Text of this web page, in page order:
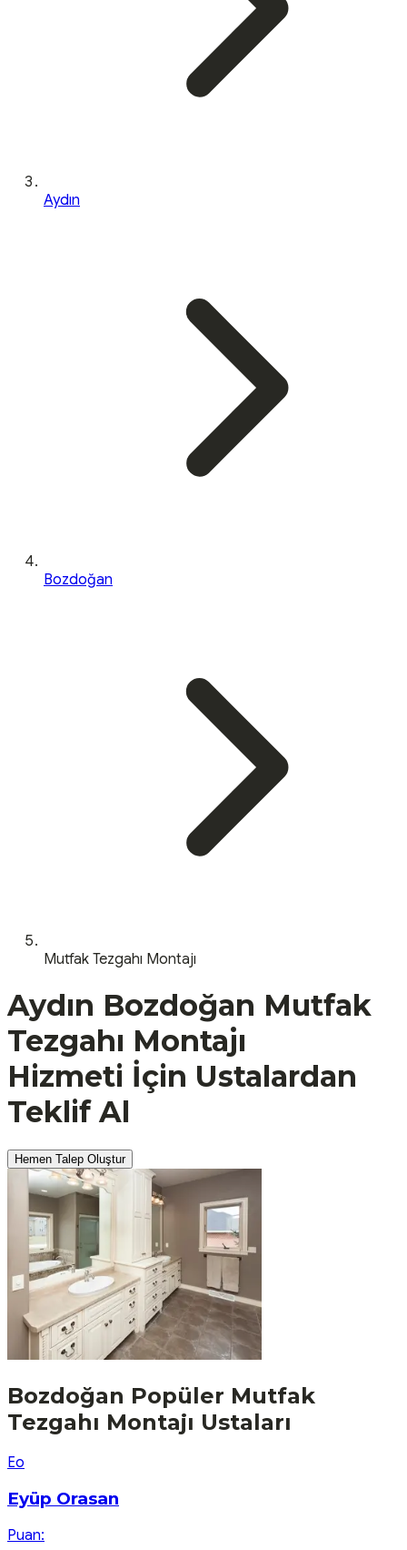
Aydın
Bozdoğan
Mutfak Tezgahı Montajı
Aydın Bozdoğan Mutfak
Tezgahı Montajı
Hizmeti İçin Ustalardan
Teklif Al
Hemen Talep Oluştur
Bozdoğan Popüler Mutfak
Tezgahı Montajı Ustaları
Eo
Eyüp Orasan
Puan: